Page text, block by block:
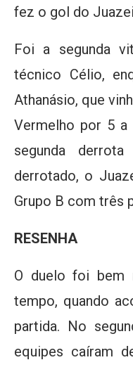
fez o gol do
Foi a segunda
técnico Célio,
Athanásio, que
Vermelho por 5 a
segunda
derrotado, o
Grupo B com três
RESENHA
O duelo foi bem
tempo, quando
partida. No
equipes caíram